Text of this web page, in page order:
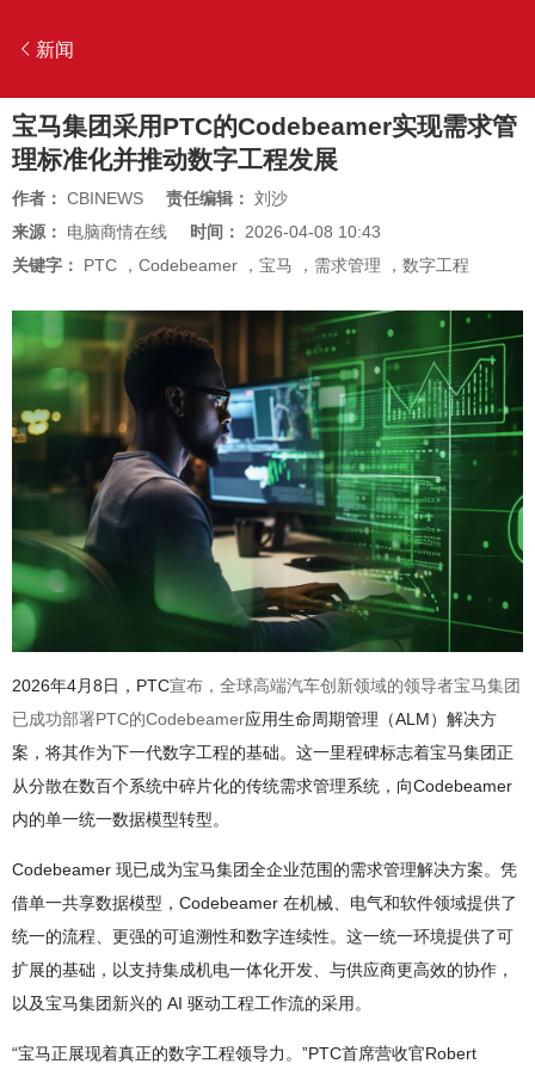
新闻
宝马集团采用PTC的Codebeamer实现需求管
理标准化并推动数字工程发展
作者： CBINEWS 责任编辑： 刘沙
来源： 电脑商情在线 时间： 2026-04-08 10:43
关键字： PTC ， Codebeamer ， 宝马 ， 需求管理 ， 数字工程
2026年4月8日， PTC宣布，全球高端汽车创新领域的领导者宝马集团
已成功部署PTC的Codebeamer应用生命周期管理（ALM）解决方
案 ，将其作为下一代数字工程的基础。这一里程碑标志着宝马集团正
从分散在数百个系统中碎片化的传统需求管理系统，向Codebeamer
内的单一统一数据模型转型。
Codebeamer 现已成为宝马集团全企业范围的需求管理解决方案。凭
借单一共享数据模型，Codebeamer 在机械、电气和软件领域提供了
统一的流程、更强的可追溯性和数字连续性。这一统一环境提供了可
扩展的基础，以支持集成机电一体化开发、与供应商更高效的协作，
以及宝马集团新兴的 AI 驱动工程工作流的采用。
“宝马正展现着真正的数字工程领导力。”PTC首席营收官Robert